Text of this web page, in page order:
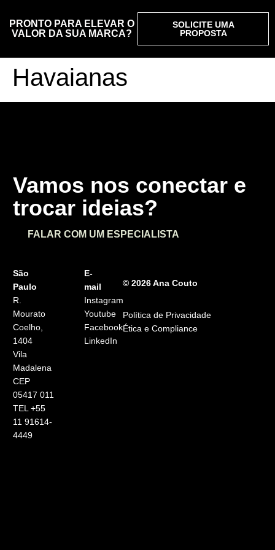
PRONTO PARA ELEVAR O
VALOR DA SUA MARCA?
SOLICITE UMA
PROPOSTA
Havaianas
Vamos nos conectar e
trocar ideias?
FALAR COM UM ESPECIALISTA
São
Paulo
R.
Mourato
Coelho,
1404
Vila
Madalena
CEP
05417 011
TEL +55
11 91614-
4449
E-
mail
Instagram
Youtube
Facebook
LinkedIn
© 2026 Ana Couto
Política de Privacidade
Ética e Compliance